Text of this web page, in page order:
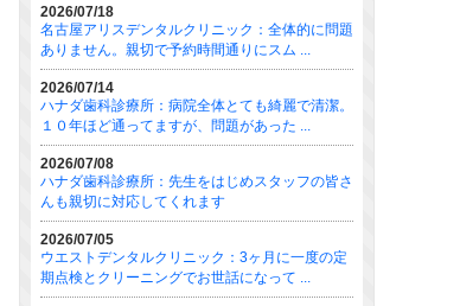
2026/07/18
名古屋アリスデンタルクリニック：全体的に問題
ありません。親切で予約時間通りにスム ...
2026/07/14
ハナダ歯科診療所：病院全体とても綺麗で清潔。
１０年ほど通ってますが、問題があった ...
2026/07/08
ハナダ歯科診療所：先生をはじめスタッフの皆さ
んも親切に対応してくれます
2026/07/05
ウエストデンタルクリニック：3ヶ月に一度の定
期点検とクリーニングでお世話になって ...